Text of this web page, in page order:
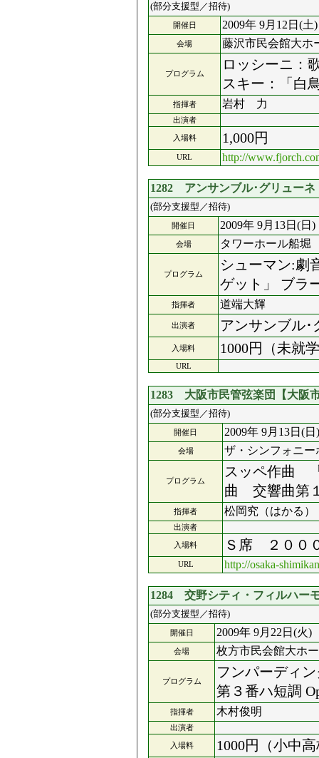
(部分支援型／招待)
開催日 2009年 9月12日(土)
会場 藤沢市民会館大ホ
プログラム
ロッシーニ：
スキー：「白
指揮者 岩村 力
出演者
入場料 1,000円
URL http://
1282 アンサンブル･グリューネ
(部分支援型／招待)
開催日 2009年 9月13日(日)
会場 タワーホール船
プログラム
シューマン:劇
ゲット」 ブ
指揮者 道端大輝
出演者 アンサンブル･
入場料 1000円（未就
URL
1283 大阪市民管弦楽団【大阪
(部分支援型／招待)
開催日 2009年 9月13日(日)
会場 ザ・シンフォニー
プログラム
スッペ作曲
曲 交響曲第
指揮者 松岡究（はかる）
出演者
入場料 Ｓ席 ２００
URL http://osaka-
1284 交野シティ・フィルハー
(部分支援型／招待)
開催日 2009年 9月22日(火)
会場 枚方市民会館大ホ
プログラム
フンパーディ
第３番ハ短調
指揮者 木村俊明
出演者
入場料 1000円（小中